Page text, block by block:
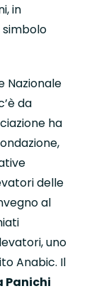
in
Nazionale
da
ha
delle
al
uno
Anabic. Il
Panichi